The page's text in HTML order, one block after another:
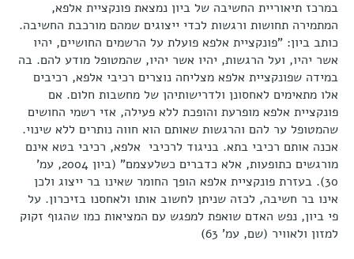
במרכז תיאוריית החשיבה של ביון נמצאת פונקציית אלפא,
המתמירה תחושות ורגשות לכדי ייצוגים שמהם מורכבת החשיבה.
כותב ביון: "פונקציית אלפא פועלת על הרשמים החושיים, יהיו
אשר יהיו, ועל הרגשות, יהיו אשר יהיו, שהמטופל מודע להם. בה
במידה שפונקציית אלפא מצליחה נוצרים רכיבי אלפא, רכיבים
אלו מתאימים לאחסונן ולדרישותיהן של מחשבות חלום. אם
פונקציית אלפא מופרעת והופכת ללא פעילה, אזי רשמי החושים
שהמטופל ער להם והרגשות שאותם הוא חווה נותרים ללא שינוי.
אכנה אותם רכיבי בתא. בניגוד לרכיבי אלפא, רכיבי בטא אינם
מורגשים כתופעות, אלא כדברים כשלעצמם" (ביון 2004, עמ'
30). בעזרת פונקציית אלפא הופך החומר שאינו בר ייצוג ולכן
אינו בר חשיבה, לכזה שניתן לחשוב אותו ולאחסנו בזיכרון. על
פי ביון, נפש האדם שואפת למפגש עם המציאות כמו שהגוף זקוק
למזון ולאוויר (שם, עמ' 63)